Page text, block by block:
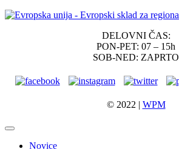
DELOVNI ČAS:
PON-PET: 07 – 15h
SOB-NED: ZAPRTO
© 2022 | WPM
Novice